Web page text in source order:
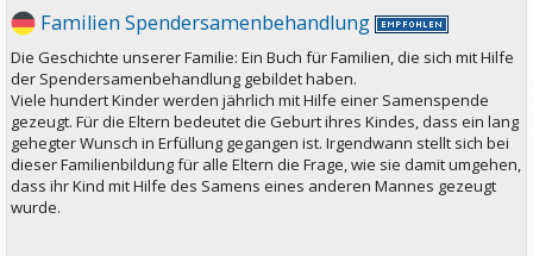
Familien Spendersamenbehandlung
Die Geschichte unserer Familie: Ein Buch für Familien, die sich mit Hilfe
der Spendersamenbehandlung gebildet haben.
Viele hundert Kinder werden jährlich mit Hilfe einer Samenspende
gezeugt. Für die Eltern bedeutet die Geburt ihres Kindes, dass ein lang
gehegter Wunsch in Erfüllung gegangen ist. Irgendwann stellt sich bei
dieser Familienbildung für alle Eltern die Frage, wie sie damit umgehen,
dass ihr Kind mit Hilfe des Samens eines anderen Mannes gezeugt
wurde.